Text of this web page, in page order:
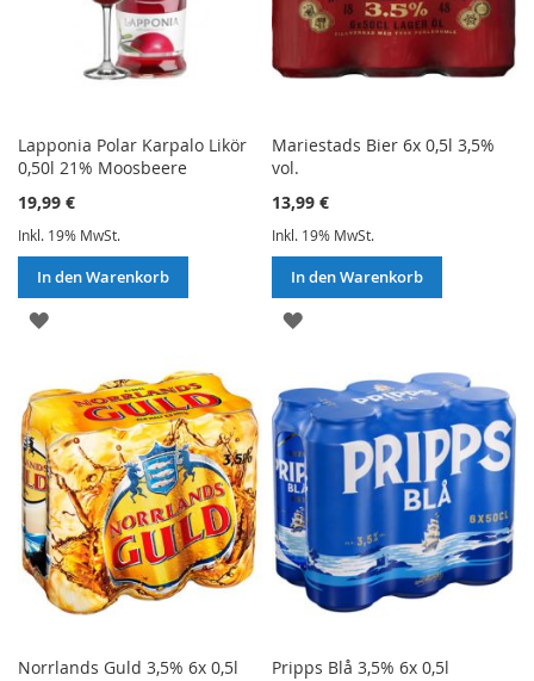
Lapponia Polar Karpalo Likör
0,50l 21% Moosbeere
19,99 €
Inkl. 19% MwSt.
In den Warenkorb
ZUR
HINZUFÜGEN
Mariestads Bier 6x 0,5l 3,5%
vol.
13,99 €
Inkl. 19% MwSt.
In den Warenkorb
ZUR
HINZUFÜGEN
Norrlands Guld 3,5% 6x 0,5l
Pripps Blå 3,5% 6x 0,5l